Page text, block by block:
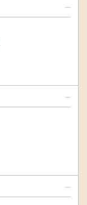
—
—
—